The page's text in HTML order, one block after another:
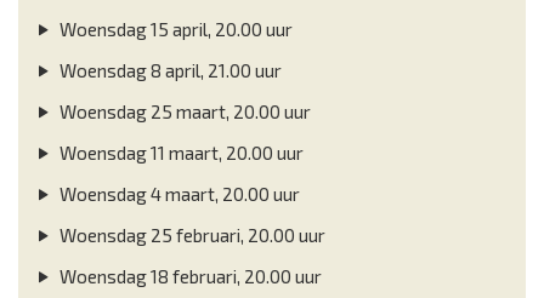
Woensdag 15 april, 20.00 uur
Woensdag 8 april, 21.00 uur
Woensdag 25 maart, 20.00 uur
Woensdag 11 maart, 20.00 uur
Woensdag 4 maart, 20.00 uur
Woensdag 25 februari, 20.00 uur
Woensdag 18 februari, 20.00 uur